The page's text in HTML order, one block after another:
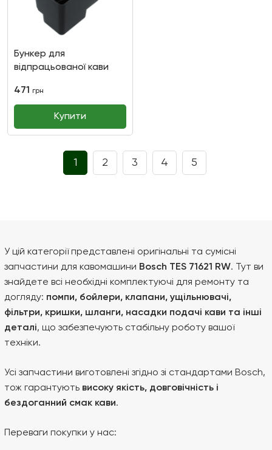
Бункер для
відпрацьованої кави
EQ5/EQ7
471 грн
Купити
1 2 3 4 5
У цій категорії представлені оригінальні та сумісні
запчастини для кавомашини Bosch TES 71621 RW. Тут ви
знайдете всі необхідні комплектуючі для ремонту та
догляду: помпи, бойлери, клапани, ущільнювачі,
фільтри, кришки, шланги, насадки подачі кави та інші
деталі, що забезпечують стабільну роботу вашої
техніки.
Усі запчастини виготовлені згідно зі стандартами Bosch,
тож гарантують високу якість, довговічність і
бездоганний смак кави.
Переваги покупки у нас: